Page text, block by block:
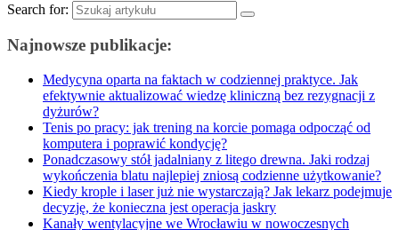
Search for:
Najnowsze publikacje:
Medycyna oparta na faktach w codziennej praktyce. Jak
efektywnie aktualizować wiedzę kliniczną bez rezygnacji z
dyżurów?
Tenis po pracy: jak trening na korcie pomaga odpocząć od
komputera i poprawić kondycję?
Ponadczasowy stół jadalniany z litego drewna. Jaki rodzaj
wykończenia blatu najlepiej zniosą codzienne użytkowanie?
Kiedy krople i laser już nie wystarczają? Jak lekarz podejmuje
decyzję, że konieczna jest operacja jaskry
Kanały wentylacyjne we Wrocławiu w nowoczesnych